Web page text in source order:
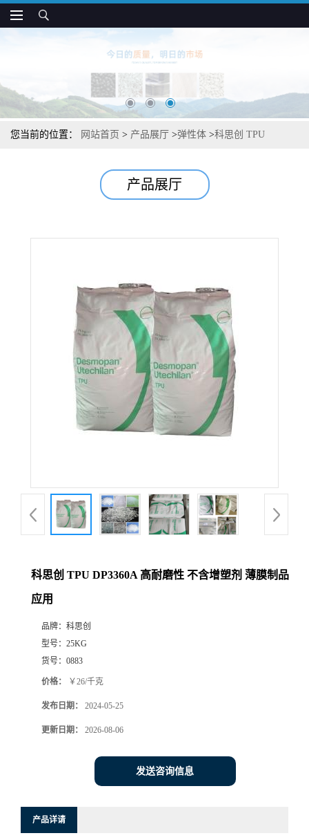
您当前的位置： 网站首页 > 产品展厅 >弹性体 >科思创 TPU
产品展厅
科思创 TPU DP3360A 高耐磨性 不含增塑剂 薄膜制品
应用
品牌： 科思创
型号： 25KG
货号： 0883
价格： ￥26/千克
发布日期： 2024-05-25
更新日期： 2026-08-06
发送咨询信息
产品详请